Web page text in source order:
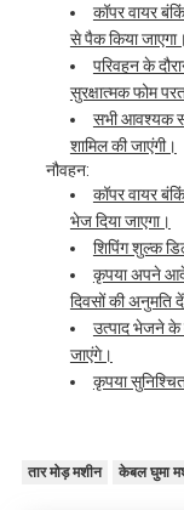
कॉपर वायर
से पैक किया जाएगा।
परिवहन के
सुरक्षात्मक फोम
सभी आवश्यक
शामिल की जाएंगी।
नौवहन:
कॉपर वायर
भेज दिया जाएगा।
शिपिंग शुल्क
कृपया अपने
दिवसों की अनुमति
उत्पाद भेजने के
जाएंगे।
कृपया
तार मोड़ मशीन केबल घुमा